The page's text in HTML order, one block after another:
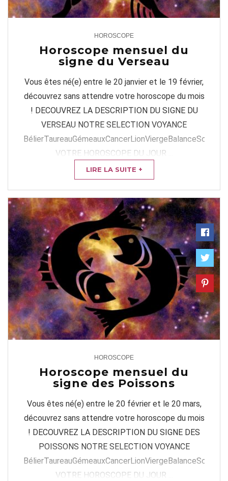
0
HOROSCOPE
Horoscope mensuel du
signe du Verseau
Vous êtes né(e) entre le 20 janvier et le 19 février,
découvrez sans attendre votre horoscope du mois
! DECOUVREZ LA DESCRIPTION DU SIGNE DU
VERSEAU NOTRE SELECTION VOYANCE
VOTRE HOROSCOPE DU JOUR ...
LIRE LA SUITE +
1
HOROSCOPE
Horoscope mensuel du
signe des Poissons
Vous êtes né(e) entre le 20 février et le 20 mars,
découvrez sans attendre votre horoscope du mois
! DECOUVREZ LA DESCRIPTION DU SIGNE DES
POISSONS NOTRE SELECTION VOYANCE
VOTRE HOROSCOPE DU JOUR ...